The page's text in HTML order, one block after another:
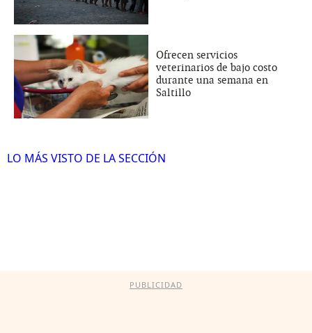
Ofrecen servicios
veterinarios de bajo costo
durante una semana en
Saltillo
LO MÁS VISTO DE LA SECCIÓN
PUBLICIDAD